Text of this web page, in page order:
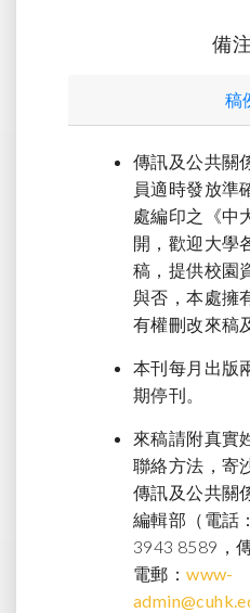
備
稿
傳訊及公共關
員適時發放準
處編印之《中
開，歡迎大學
稿，提供校園
與否，本處擁
有權刪改來稿
本刊每月出版
期停刊。
來稿請附真實
聯絡方法，寄
傳訊及公共關
編輯部（電話
3943 8589，
電郵：www-